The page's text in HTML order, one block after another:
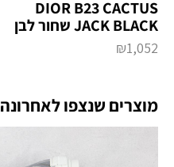
DIOR B23 CACTUS
JACK BLACK שחור לבן
₪1,052
מוצרים שנצפו לאחרונה